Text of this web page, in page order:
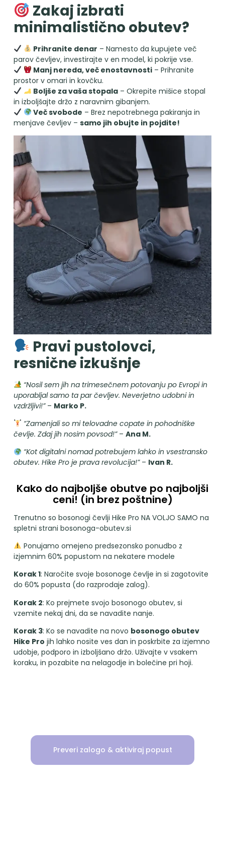
Zakaj izbrati
minimalistično obutev?
Prihranite denar – Namesto da kupujete več
parov čevljev, investirajte v en model, ki pokrije vse.
Manj nereda, več enostavnosti– Prihranite
prostor v omari in kovčku.
Boljše za vaša stopala– Okrepite mišice stopal
in izboljšajte držo z naravnim gibanjem.
Več svobode – Brez nepotrebnega pakiranja in
menjave čevljev – samo jih obujte in pojdite!
Pravi pustolovci,
resnične izkušnje
“Nosil sem jih na trimesečnem potovanju po Evropi in
uporabljal samo ta par čevljev. Neverjetno udobni in
vzdržljivi!”– Marko P.
“Zamenjali so mi telovadne copate in pohodniške
čevlje. Zdaj jih nosim povsod!”– Ana M.
“Kot digitalni nomad potrebujem lahko in vsestransko
obutev. Hike Pro je prava revolucija!”– Ivan R.
Kako do najboljše obutve po najboljši
ceni! (in brez poštnine)
Trenutno so bosonogi čevlji Hike Pro NA VOLJO SAMO na
spletni strani bosonoga-obutev.si
Ponujamo omejeno predsezonsko ponudbo z
izjemnim 60% popustom na nekatere modele
Korak 1: Naročite svoje bosonoge čevlje in si zagotovite
do 60% popusta (do razprodaje zalog).
Korak 2: Ko prejmete svojo bosonogo obutev, si
vzemite nekaj dni, da se navadite nanje.
Korak 3: Ko se navadite na novo bosonogo obutev
Hike Pro jih lahko nosite ves dan in poskrbite za izjemno
udobje, podporo in izboljšano držo. Uživajte v vsakem
koraku, in pozabite na nelagodje in bolečine pri hoji.
Preveri zalogo & aktiviraj popust